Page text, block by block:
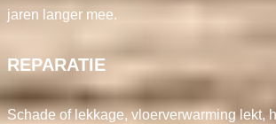
jaren langer mee.
REPARATIE
Schade of lekkage, vloerverwarming lekt,